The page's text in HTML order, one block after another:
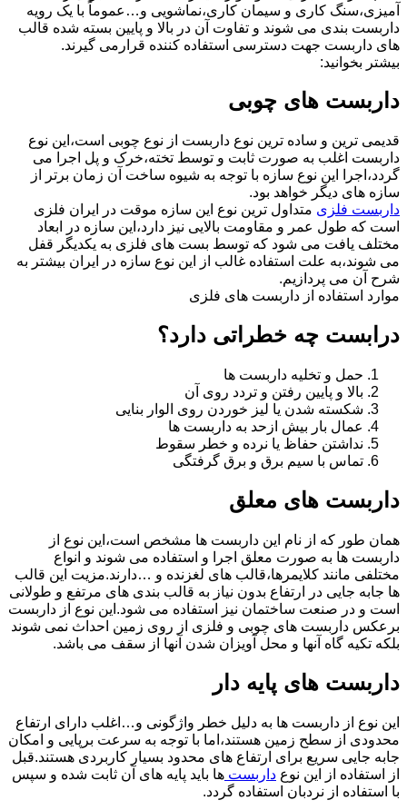
آمیزی،سنگ کاری و سیمان کاری،نماشویی و…عموماً با یک رویه
داربست بندی می شوند و تفاوت آن در بالا و پایین بسته شده قالب
های داربست جهت دسترسی استفاده کننده قرارمی گیرند.
بیشتر بخوانید:
داربست های چوبی
قدیمی ترین و ساده ترین نوع داربست از نوع چوبی است،این نوع
داربست اغلب به صورت ثابت و توسط تخته،خرک و پل اجرا می
گردد،اجرا این نوع سازه با توجه به شیوه ساخت آن زمان برتر از
سازه های دیگر خواهد بود.
داربست فلزی متداول ترین نوع این سازه موقت در ایران فلزی
است که طول عمر و مقاومت بالایی نیز دارد،این سازه در ابعاد
مختلف یافت می شود که توسط بست های فلزی به یکدیگر قفل
می شوند،به علت استفاده غالب از این نوع سازه در ایران بیشتر به
شرح آن می پردازیم.
موارد استفاده از داربست های فلزی
درابست چه خطراتی دارد؟
حمل و تخلیه داربست ها
بالا و پایین رفتن و تردد روی آن
شکسته شدن یا لیز خوردن روی الوار بنایی
عمال بار بیش ازحد به داربست ها
نداشتن حفاظ یا نرده و خطر سقوط
تماس با سیم برق و برق گرفتگی
داربست های معلق
همان طور که از نام این داربست ها مشخص است،این نوع از
داربست ها به صورت معلق اجرا و استفاده می شوند و انواع
مختلفی مانند کلایمرها،قالب های لغزنده و …دارند.مزیت این قالب
ها جابه جایی در ارتفاع بدون نیاز به قالب بندی های مرتفع و طولانی
است و در صنعت ساختمان نیز استفاده می شود.این نوع از داربست
برعکس داربست های چوبی و فلزی از روی زمین احداث نمی شوند
بلکه تکیه گاه آنها و محل آویزان شدن آنها از سقف می باشد.
داربست های پایه دار
این نوع از داربست ها به دلیل خطر واژگونی و…اغلب دارای ارتفاع
محدودی از سطح زمین هستند،اما با توجه به سرعت برپایی و امکان
جابه جایی سریع برای ارتفاع های محدود بسیار کاربردی هستند.قبل
از استفاده از این نوع داربست ها باید پایه های آن ثابت شده و سپس
با استفاده از نردبان استفاده گردد.